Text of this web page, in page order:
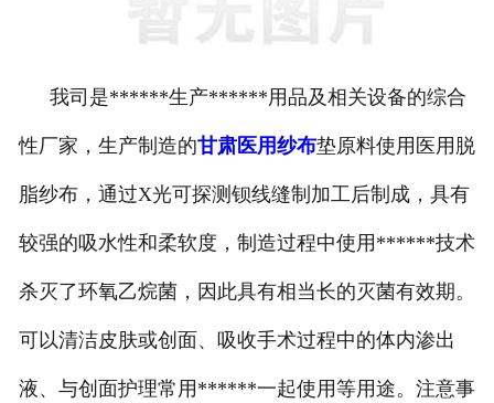
甘肃防护用品
甘肃其他卫材
甘肃新品推荐
我司是******生产******用品及相关设备的综合
性厂家，生产制造的甘肃医用纱布垫原料使用医用脱
脂纱布，通过X光可探测钡线缝制加工后制成，具有
较强的吸水性和柔软度，制造过程中使用******技术
杀灭了环氧乙烷菌，因此具有相当长的灭菌有效期。
可以清洁皮肤或创面、吸收手术过程中的体内渗出
液、与创面护理常用******一起使用等用途。注意事